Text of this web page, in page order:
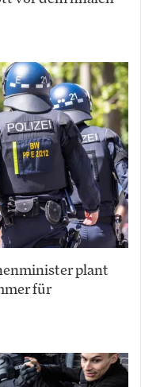
plant
für